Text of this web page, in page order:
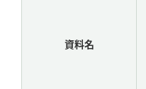
資料名